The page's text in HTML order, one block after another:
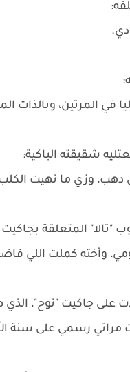
المرتين، وبالذات
شقيقته الباكية:
وزي ما نهيت
المتعلقة
وأخته كملت اللي
على جاكيت "نوح"،
مراتي رسمي على سنة